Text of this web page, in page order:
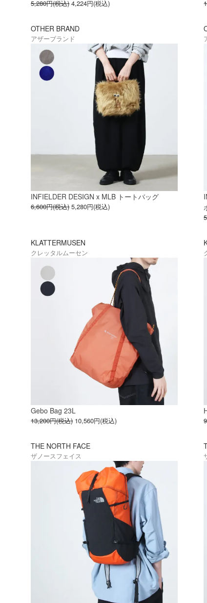
5,280円(税込) 4,224円(税込)
OTHER BRAND
アザーブランド
INFIELDER DESIGN x MLB トートバッグ
6,600円(税込) 5,280円(税込)
KLATTERMUSEN
クレッタルムーセン
Gebo Bag 23L
13,200円(税込) 10,560円(税込)
THE NORTH FACE
ザノースフェイス